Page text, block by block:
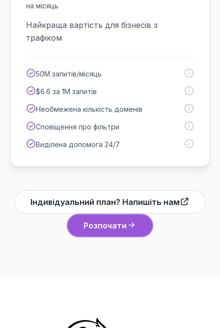
на місяць
Найкраща вартість для бізнесів з
трафіком
50M запитів/місяць
$6.6 за 1M запитів
Необмежена кількість доменів
Сповіщення про фільтри
Виділена допомога 24/7
Індивідуальний план? Напишіть нам
Розпочати